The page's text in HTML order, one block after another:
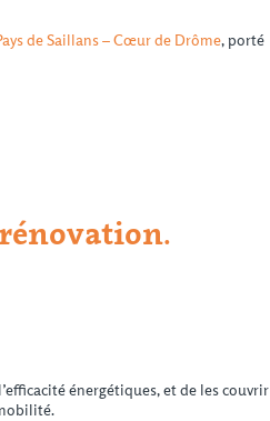
de Saillans – Cœur de Drôme, porté
rénovation.
énergétiques, et de les couvrir